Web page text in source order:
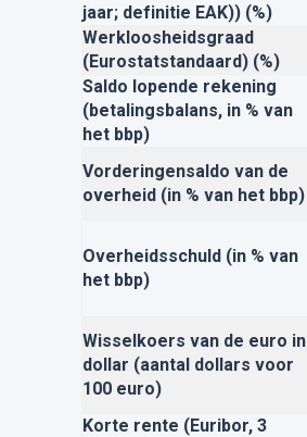
jaar; definitie EAK)) (%)
Werkloosheidsgraad
(Eurostatstandaard) (%)
Saldo lopende rekening
(betalingsbalans, in % van
het bbp)
Vorderingensaldo van de
overheid (in % van het bbp)
Overheidsschuld (in % van
het bbp)
Wisselkoers van de euro in
dollar (aantal dollars voor
100 euro)
Korte rente (Euribor, 3